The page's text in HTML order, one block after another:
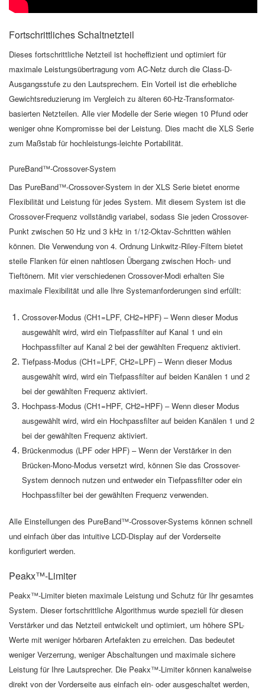
Fortschrittliches Schaltnetzteil
Dieses fortschrittliche Netzteil ist hocheffizient und optimiert für
maximale Leistungsübertragung vom AC-Netz durch die Class-D-
Ausgangsstufe zu den Lautsprechern. Ein Vorteil ist die erhebliche
Gewichtsreduzierung im Vergleich zu älteren 60-Hz-Transformator-
basierten Netzteilen. Alle vier Modelle der Serie wiegen 10 Pfund oder
weniger ohne Kompromisse bei der Leistung. Dies macht die XLS Serie
zum Maßstab für hochleistungs-leichte Portabilität.
PureBand™-Crossover-System
Das PureBand™-Crossover-System in der XLS Serie bietet enorme
Flexibilität und Leistung für jedes System. Mit diesem System ist die
Crossover-Frequenz vollständig variabel, sodass Sie jeden Crossover-
Punkt zwischen 50 Hz und 3 kHz in 1/12-Oktav-Schritten wählen
können. Die Verwendung von 4. Ordnung Linkwitz-Riley-Filtern bietet
steile Flanken für einen nahtlosen Übergang zwischen Hoch- und
Tieftönern. Mit vier verschiedenen Crossover-Modi erhalten Sie
maximale Flexibilität und alle Ihre Systemanforderungen sind erfüllt:
Crossover-Modus (CH1=LPF, CH2=HPF) – Wenn dieser Modus
ausgewählt wird, wird ein Tiefpassfilter auf Kanal 1 und ein
Hochpassfilter auf Kanal 2 bei der gewählten Frequenz aktiviert.
Tiefpass-Modus (CH1=LPF, CH2=LPF) – Wenn dieser Modus
ausgewählt wird, wird ein Tiefpassfilter auf beiden Kanälen 1 und 2
bei der gewählten Frequenz aktiviert.
Hochpass-Modus (CH1=HPF, CH2=HPF) – Wenn dieser Modus
ausgewählt wird, wird ein Hochpassfilter auf beiden Kanälen 1 und 2
bei der gewählten Frequenz aktiviert.
Brückenmodus (LPF oder HPF) – Wenn der Verstärker in den
Brücken-Mono-Modus versetzt wird, können Sie das Crossover-
System dennoch nutzen und entweder ein Tiefpassfilter oder ein
Hochpassfilter bei der gewählten Frequenz verwenden.
Alle Einstellungen des PureBand™-Crossover-Systems können schnell
und einfach über das intuitive LCD-Display auf der Vorderseite
konfiguriert werden.
Peakx™-Limiter
Peakx™-Limiter bieten maximale Leistung und Schutz für Ihr gesamtes
System. Dieser fortschrittliche Algorithmus wurde speziell für diesen
Verstärker und das Netzteil entwickelt und optimiert, um höhere SPL-
Werte mit weniger hörbaren Artefakten zu erreichen. Das bedeutet
weniger Verzerrung, weniger Abschaltungen und maximale sichere
Leistung für Ihre Lautsprecher. Die Peakx™-Limiter können kanalweise
direkt von der Vorderseite aus einfach ein- oder ausgeschaltet werden,